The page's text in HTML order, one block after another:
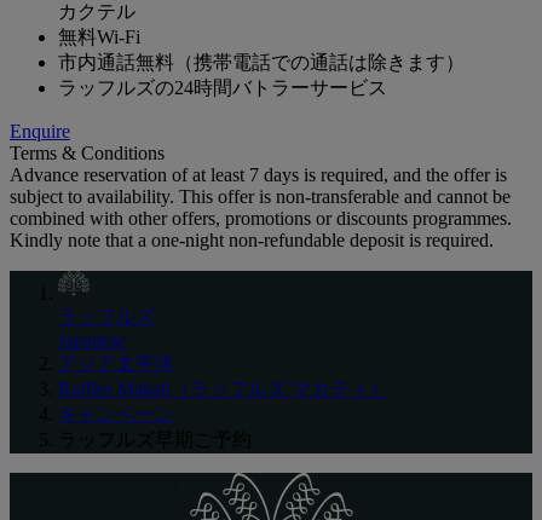
カクテル
無料Wi-Fi
市内通話無料（携帯電話での通話は除きます）
ラッフルズの24時間バトラーサービス
Enquire
Terms & Conditions
Advance reservation of at least 7 days is required, and the offer is
subject to availability. This offer is non-transferable and cannot be
combined with other offers, promotions or discounts programmes.
Kindly note that a one-night non-refundable deposit is required.
ラッフルズ
Japanese
アジア太平洋
Raffles Makati（ラッフルズ マカティ）
キャンペーン